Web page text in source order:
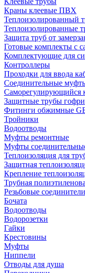
Краны клеевые ПВХ
Теплоизолированный
Теплоизолированные
Защита труб от
Готовые комплекты с
Комплектующие для
Контроллеры
Проходки для ввода
Соединительные
Саморегулирующийся
Защитные трубы
Фитинги обжимные
Тройники
Водоотводы
Муфты ремонтные
Муфты
Теплоизоляция для
Защитная
Крепление
Трубная
Резьбовые
Бочата
Водоотводы
Водорозетки
Гайки
Крестовины
Муфты
Ниппели
Отводы для душа